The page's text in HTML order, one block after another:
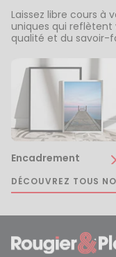
Laissez libre cours à
uniques qui
qualité et du savoir-
Encadrement
DÉCOUVREZ TOUS